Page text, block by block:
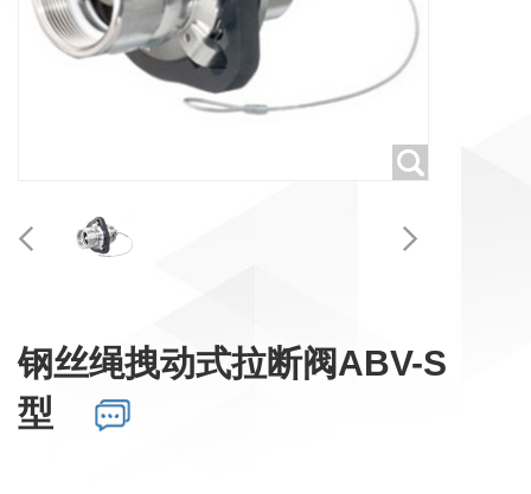
钢丝绳拽动式拉断阀ABV-S
型